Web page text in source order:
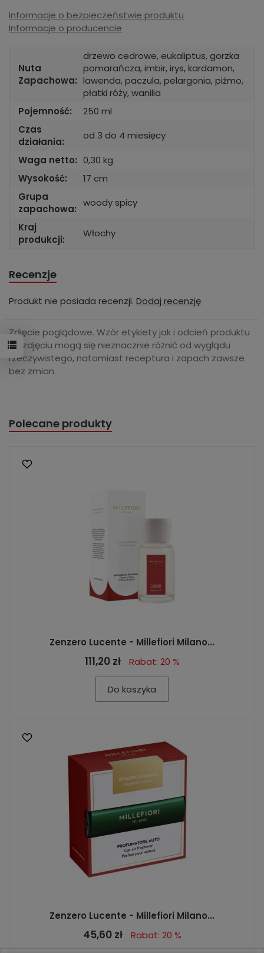
Informacje o bezpieczeństwie produktu
Informacje o producencie
Nuta
Zapachowa:
drzewo cedrowe, eukaliptus, gorzka
pomarańcza, imbir, irys, kardamon,
lawenda, paczula, pelargonia, piżmo,
płatki róży, wanilia
Pojemność:
250 ml
Czas
działania:
od 3 do 4 miesięcy
Waga netto: 0,30 kg
Wysokość:
17 cm
Grupa
zapachowa:
woody spicy
Kraj
produkcji:
Włochy
Recenzje
Produkt nie posiada recenzji. Dodaj recenzję
Zdjęcie poglądowe. Wzór etykiety jak i odcień produktu
na zdjęciu mogą się nieznacznie różnić od wyglądu
rzeczywistego, natomiast receptura i zapach zawsze
bez zmian.
Polecane produkty
Zenzero Lucente - Millefiori Milano...
111,20 zł Rabat: 20 %
Do koszyka
Zenzero Lucente - Millefiori Milano...
45,60 zł Rabat: 20 %